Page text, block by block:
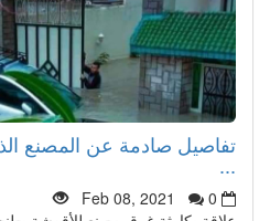
تفاصيل صادمة عن المصنع
Feb 08, 2021
0